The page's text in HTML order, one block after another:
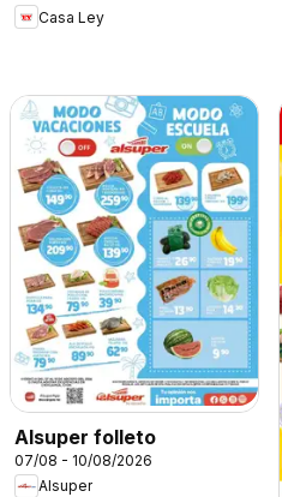
Casa Ley
Alsuper folleto
07/08 - 10/08/2026
Alsuper